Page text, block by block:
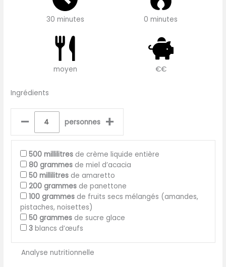
30 minutes 0 minutes
moyen €€
Ingrédients
– personnes +
500 millilitresde crème liquide entière
80 grammesde miel d’acacia
50 millilitresde amaretto
200 grammesde panettone
100 grammesde fruits secs mélangés (amandes,
pistaches, noisettes)
50 grammesde sucre glace
3blancs d’œufs
Analyse nutritionnelle